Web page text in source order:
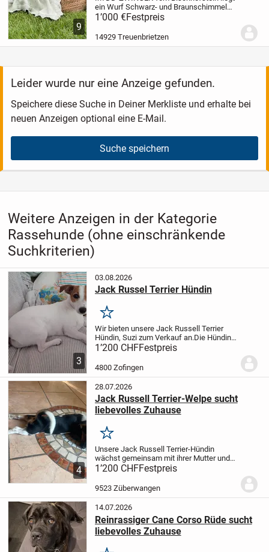
9
ein Wurf Schwarz- und Braunschimmel
Welpen.Es sind noch zwei
Schwarzschimmel Rüden
abzugeben.Mutter: Hanna vom
1’000 €Festpreis
14929 Treuenbrietzen
Leider wurde nur eine Anzeige gefunden.
Speichere diese Suche in Deiner Merkliste und erhalte bei
neuen Anzeigen optional eine E-Mail.
Suche speichern
Weitere Anzeigen in der Kategorie
Rassehunde (ohne einschränkende
Suchkriterien)
3
03.08.2026
Jack Russel Terrier Hündin
Merken
Wir bieten unsere Jack Russell Terrier
Hündin, Suzi zum Verkauf an.Die Hündin
ist gerade 18 Monate jung geworden, ist
sehr verspielt und sehr treu, aufgeweckt
und Kinderlieb.
1’200 CHFFestpreis
4800 Zofingen
4
28.07.2026
Jack Russell Terrier-Welpe sucht
liebevolles Zuhause
Merken
Unsere Jack Russell Terrier-Hündin
wächst gemeinsam mit ihrer Mutter und
ihrem Vater bei uns im Familienhaushalt
auf. Sie wird mit viel Liebe, Zeit und
Sorgfalt aufgezogen und ist bestens in
1’200 CHFFestpreis
9523 Züberwangen
14.07.2026
Reinrassiger Cane Corso Rüde sucht
liebevolles Zuhause